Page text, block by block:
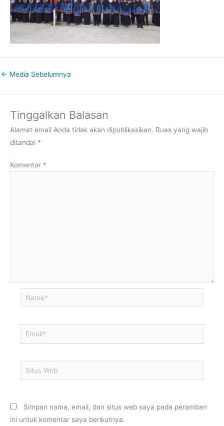
← Media Sebelumnya
Tinggalkan Balasan
Alamat email Anda tidak akan dipublikasikan. Ruas yang wajib
ditandai *
Komentar *
Name*
Email*
Situs
Web
Simpan nama, email, dan situs web saya pada peramban
ini untuk komentar saya berikutnya.